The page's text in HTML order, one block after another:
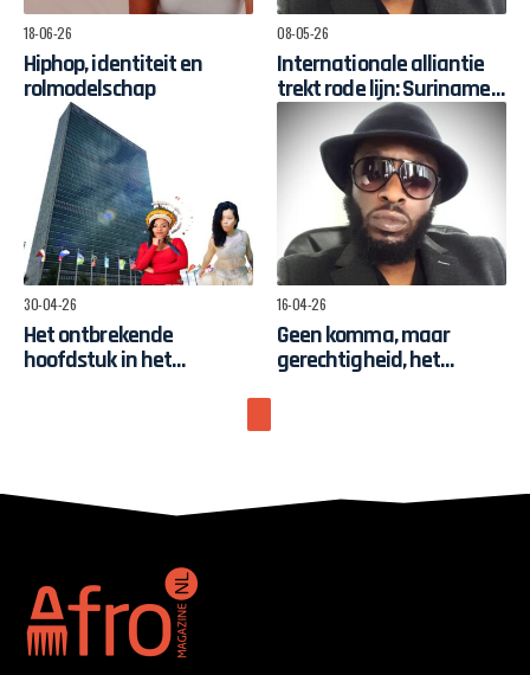
18-06-26
Hiphop, identiteit en
rolmodelschap
08-05-26
Internationale alliantie
trekt rode lijn: Suriname
moet zélf sturen op
herstelgelden
30-04-26
Het ontbrekende
hoofdstuk in het
16-04-26
Geen komma, maar
gerechtigheid, het